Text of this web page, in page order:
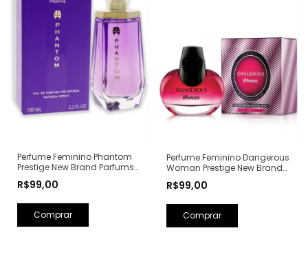
Perfume Feminino Phantom
Prestige New Brand Parfums
Eau de Parfum - 100ml (Ref.
Olfativa: Alien Mugler)
R$99,00
Perfume Feminino Dangerous
Woman Prestige New Brand
100ml (Ref. Olfativa: Poison
R$99,00